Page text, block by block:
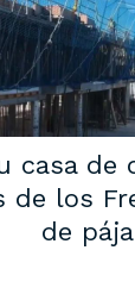
casa de
de los
de